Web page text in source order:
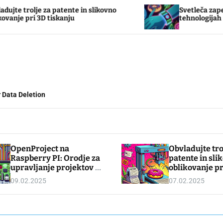
in slikovno
Svetleča zapestnica:
tehnologijah
Data Deletion
OpenProject na
Raspberry PI: Orodje za
upravljanje projektov z
odprto kodo
09.02.2025
Obvladujte
patente in
oblikovanje
tiskanju
07.02.2025